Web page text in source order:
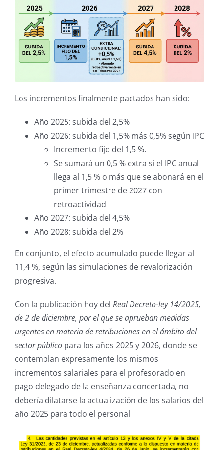
Los incrementos finalmente pactados han sido:
Año 2025: subida del 2,5%
Año 2026: subida del 1,5% más 0,5% según IPC
Incremento fijo del 1,5 %.
Se sumará un 0,5 % extra si el IPC anual
llega al 1,5 % o más que se abonará en el
primer trimestre de 2027 con
retroactividad
Año 2027: subida del 4,5%
Año 2028: subida del 2%
En conjunto, el efecto acumulado puede llegar al
11,4 %, según las simulaciones de revalorización
progresiva.
Con la publicación hoy del Real Decreto-ley 14/2025,
de 2 de diciembre, por el que se aprueban medidas
urgentes en materia de retribuciones en el ámbito del
sector público para los años 2025 y 2026, donde se
contemplan expresamente los mismos
incrementos salariales para el profesorado en
pago delegado de la enseñanza concertada, no
debería dilatarse la actualización de los salarios del
año 2025 para todo el personal.